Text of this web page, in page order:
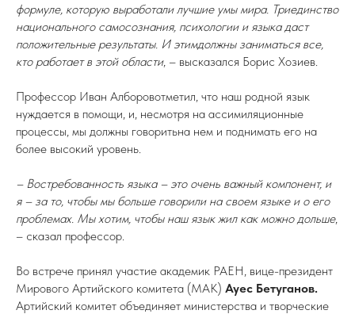
формуле, которую выработали лучшие умы мира. Триединство
национального самосознания, психологии и языка даст
положительные результаты. И этимдолжны заниматься все,
кто работает в этой области, – высказался Борис Хозиев.
Профессор Иван Алборовотметил, что наш родной язык
нуждается в помощи, и, несмотря на ассимиляционные
процессы, мы должны говоритьна нем и поднимать его на
более высокий уровень.
– Востребованность языка – это очень важный компонент, и
я – за то, чтобы мы больше говорили на своем языке и о его
проблемах. Мы хотим, чтобы наш язык жил как можно дольше,
– сказал профессор.
Во встрече принял участие академик РАЕН, вице-президент
Мирового Артийского комитета (МАК) Ауес Бетуганов.
Артийский комитет объединяет министерства и творческие